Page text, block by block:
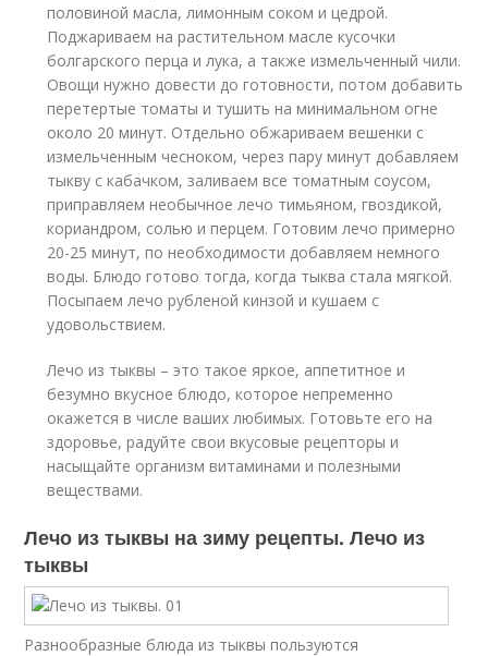
половиной масла, лимонным соком и цедрой.
Поджариваем на растительном масле кусочки
болгарского перца и лука, а также измельченный чили.
Овощи нужно довести до готовности, потом добавить
перетертые томаты и тушить на минимальном огне
около 20 минут. Отдельно обжариваем вешенки с
измельченным чесноком, через пару минут добавляем
тыкву с кабачком, заливаем все томатным соусом,
приправляем необычное лечо тимьяном, гвоздикой,
кориандром, солью и перцем. Готовим лечо примерно
20-25 минут, по необходимости добавляем немного
воды. Блюдо готово тогда, когда тыква стала мягкой.
Посыпаем лечо рубленой кинзой и кушаем с
удовольствием.
Лечо из тыквы – это такое яркое, аппетитное и
безумно вкусное блюдо, которое непременно
окажется в числе ваших любимых. Готовьте его на
здоровье, радуйте свои вкусовые рецепторы и
насыщайте организм витаминами и полезными
веществами.
Лечо из тыквы на зиму рецепты. Лечо из
тыквы
Разнообразные блюда из тыквы пользуются